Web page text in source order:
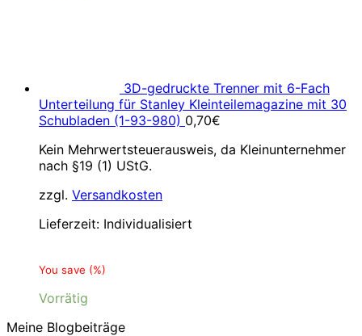
3D-gedruckte Trenner mit 6-Fach
Unterteilung für Stanley Kleinteilemagazine mit 30
Schubladen (1-93-980) 0,70€
Kein Mehrwertsteuerausweis, da Kleinunternehmer
nach §19 (1) UStG.
zzgl. Versandkosten
Lieferzeit: Individualisiert
You save (%)
Vorrätig
Meine Blogbeiträge